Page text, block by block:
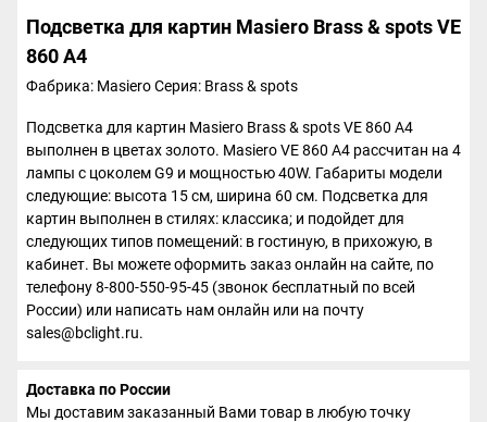
Подсветка для картин Masiero Brass & spots VE
860 A4
Фабрика: MasieroСерия: Brass & spots
Подсветка для картин Masiero Brass & spots VE 860 A4
выполнен в цветах золото. Masiero VE 860 A4 рассчитан на 4
лампы с цоколем G9 и мощностью 40W. Габариты модели
следующие: высота 15 см, ширина 60 см. Подсветка для
картин выполнен в стилях: классика; и подойдет для
следующих типов помещений: в гостиную, в прихожую, в
кабинет. Вы можете оформить заказ онлайн на сайте, по
телефону 8-800-550-95-45 (звонок бесплатный по всей
России) или написать нам онлайн или на почту
sales@bclight.ru.
Доставка по России
Мы доставим заказанный Вами товар в любую точку